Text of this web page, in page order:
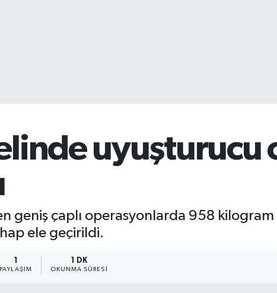
uyuşturucu
geniş çaplı operasyonlarda 958
ele geçirildi.
PAYLAŞIM
1 DK
OKUNMA SÜRESI